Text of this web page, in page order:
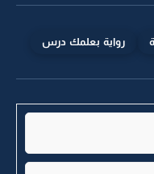
رواية بعلمك درس